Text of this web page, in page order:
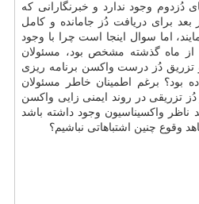
دُزدوم وجود ندارد و خبرنگارانی که
باشند می توانند ۲۸ روز بعد برای دریافت دُز جامانده و کامل
اما سوال اینجا است چرا با وجود
از ماه گذشته مشخص بود، مسئولان
دُز درست واکسن برنامه ریزی
بود؟ برغم اطمینان خاطر مسئولان
دُز تزریقی در روند ایمنی زایی واکسن
ناظر واکسیناسیون وجود داشته باشد
وقوع چنین اشتباهاتی نباشیم؟